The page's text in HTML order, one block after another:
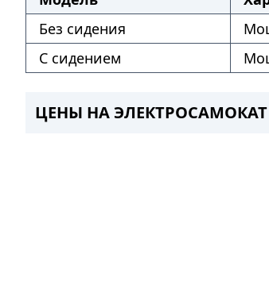
Без сидения
С сидением
ЦЕНЫ НА ЭЛЕКТРОСАМОКАТ